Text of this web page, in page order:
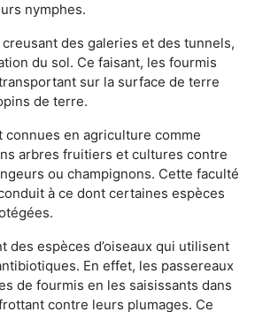
nymphes.
creusant des galeries et des tunnels,
du sol. Ce faisant, les fourmis
sur la surface de terre
de terre.
connues en agriculture comme
arbres fruitiers et cultures contre
ou champignons. Cette faculté
à ce dont certaines espèces
des espèces d’oiseaux qui utilisent
En effet, les passereaux
de fourmis en les saisissants dans
contre leurs plumages. Ce